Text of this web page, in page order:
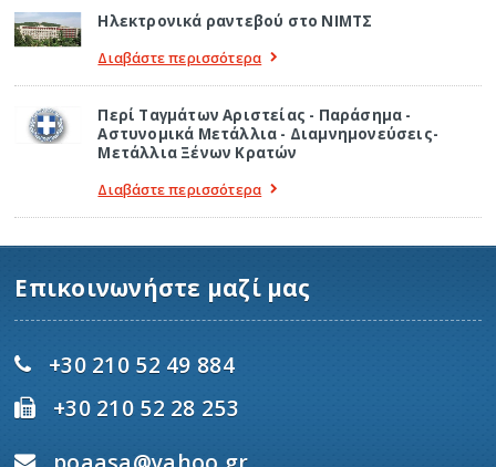
Ηλεκτρονικά ραντεβού στο ΝΙΜΤΣ
Διαβάστε περισσότερα
Περί Ταγμάτων Αριστείας - Παράσημα -
Αστυνομικά Μετάλλια - Διαμνημονεύσεις-
Μετάλλια Ξένων Κρατών
Διαβάστε περισσότερα
Επικοινωνήστε μαζί μας
+30 210 52 49 884
+30 210 52 28 253